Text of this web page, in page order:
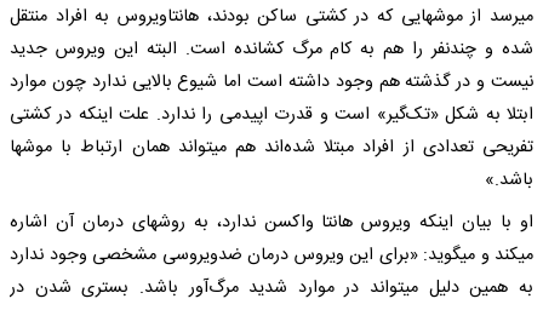
می‎رسد از موش‎هایی که در کشتی ساکن بودند، هانتاویروس به افراد منتقل
شده و چندنفر را هم به کام مرگ کشانده است. البته این ویروس جدید
نیست و در گذشته هم وجود داشته است اما شیوع بالایی ندارد چون موارد
ابتلا به شکل «تک‌گیر» است و قدرت اپیدمی را ندارد. علت اینکه در کشتی
تفریحی تعدادی از افراد مبتلا شده‌اند هم می‎تواند همان ارتباط با موش‎ها
باشد.»
او با بیان اینکه ویروس هانتا واکسن ندارد، به روش‎های درمان آن اشاره
می‎کند و می‎گوید: «برای این ویروس درمان ضدویروسی مشخصی وجود ندارد
به همین دلیل می‎تواند در موارد شدید مرگ‌آور باشد. بستری شدن در